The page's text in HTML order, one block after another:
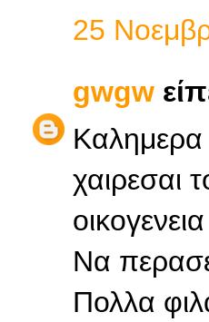
25
gwgw
Καλημερα
χαιρεσαι
Να
Πολλα